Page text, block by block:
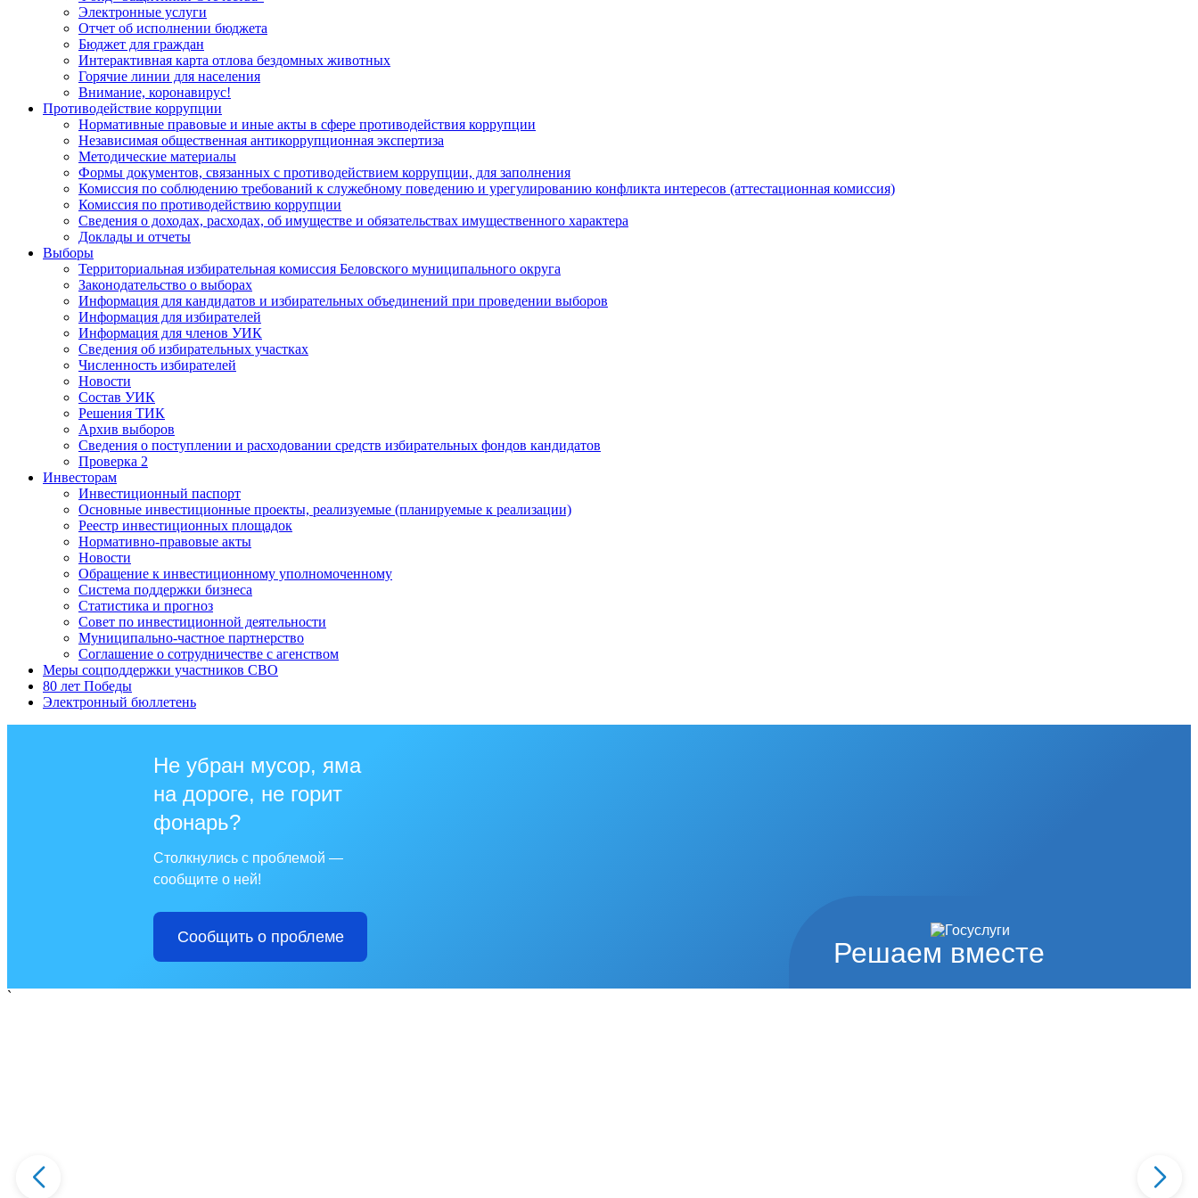
Электронные услуги
Отчет об исполнении бюджета
Бюджет для граждан
Интерактивная карта отлова бездомных животных
Горячие линии для населения
Внимание, коронавирус!
Противодействие коррупции
Нормативные правовые и иные акты в сфере противодействия коррупции
Независимая общественная антикоррупционная экспертиза
Методические материалы
Формы документов, связанных с противодействием коррупции, для заполнения
Комиссия по соблюдению требований к служебному поведению и урегулированию конфликта интересов (аттестационная комиссия)
Комиссия по противодействию коррупции
Сведения о доходах, расходах, об имуществе и обязательствах имущественного характера
Доклады и отчеты
Выборы
Территориальная избирательная комиссия Беловского муниципального округа
Законодательство о выборах
Информация для кандидатов и избирательных объединений при проведении выборов
Информация для избирателей
Информация для членов УИК
Сведения об избирательных участках
Численность избирателей
Новости
Состав УИК
Решения ТИК
Архив выборов
Сведения о поступлении и расходовании средств избирательных фондов кандидатов
Проверка 2
Инвесторам
Инвестиционный паспорт
Основные инвестиционные проекты, реализуемые (планируемые к реализации)
Реестр инвестиционных площадок
Нормативно-правовые акты
Новости
Обращение к инвестиционному уполномоченному
Система поддержки бизнеса
Статистика и прогноз
Совет по инвестиционной деятельности
Муниципально-частное партнерство
Соглашение о сотрудничестве с агенством
Меры соцподдержки участников СВО
80 лет Победы
Электронный бюллетень
Решаем вместе
Не убран мусор, яма
на дороге, не горит
фонарь?
Столкнулись с проблемой —
сообщите о ней!
Сообщить о проблеме
`